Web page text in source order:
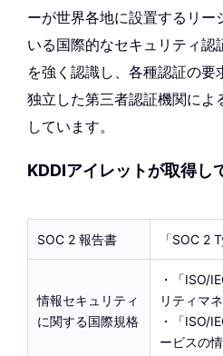
ーが世界各地に設置するリー
いる国際的なセキュリティ認
を強く認識し、各種認証の
独立した第三者認証機関によ
しています。
KDDIアイレットが取得し
SOC 2 報告書 「SOC 2
情報セキュリティ
に関する国際規格
・「ISO/
リティマ
・「ISO/
ービスの